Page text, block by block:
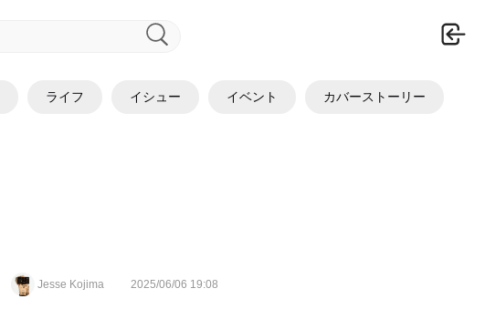
ライフ イシュー イベント カバーストーリー
Jesse Kojima 2025/06/06 19:08